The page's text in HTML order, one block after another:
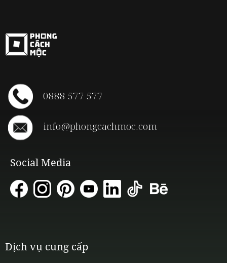
0888 577 577
info@phongcachmoc.com
Social Media
Dịch vụ cung cấp